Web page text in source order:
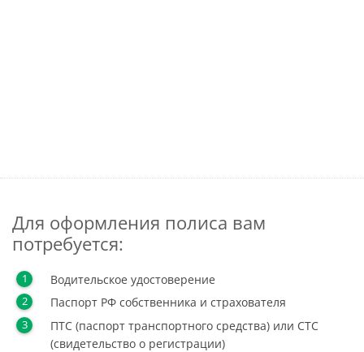
Для оформления полиса вам
потребуется:
Водительское удостоверение
Паспорт РФ собственника и страхователя
ПТС (паспорт транспортного средства) или СТС
(свидетельство о регистрации)